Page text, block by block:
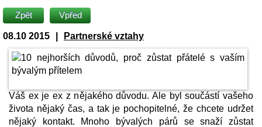
Zpět Vpřed
08.10 2015 Partnerské vztahy
Váš ex je ex z nějakého důvodu. Ale byl součástí vašeho
života nějaký čas, a tak je pochopitelné, že chcete udržet
nějaký kontakt. Mnoho bývalých párů se snaží zůstat